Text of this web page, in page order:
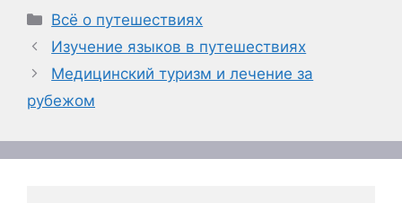
Рубрики
Всё о путешествиях
Изучение языков в путешествиях
Медицинский туризм и лечение за
рубежом